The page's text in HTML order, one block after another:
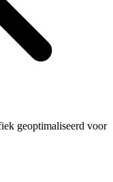
geoptimaliseerd voor